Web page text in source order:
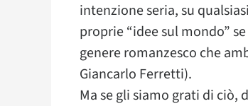
intenzione seria, su
proprie “idee sul mondo”
genere romanzesco che
Giancarlo Ferretti).
Ma se gli siamo grati di ciò,